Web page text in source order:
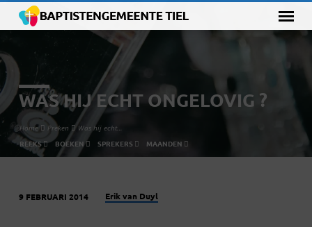
WAS HIJ ECHT ONGELOVIG ?
Home Preken Was hij echt…
REEKS BOEKEN SPREKERS MAANDEN
9 FEBRUARI 2014 Erik van Duyl